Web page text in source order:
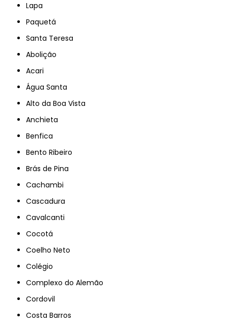
Lapa
Paquetá
Santa Teresa
Abolição
Acari
Água Santa
Alto da Boa Vista
Anchieta
Benfica
Bento Ribeiro
Brás de Pina
Cachambi
Cascadura
Cavalcanti
Cocotá
Coelho Neto
Colégio
Complexo do Alemão
Cordovil
Costa Barros